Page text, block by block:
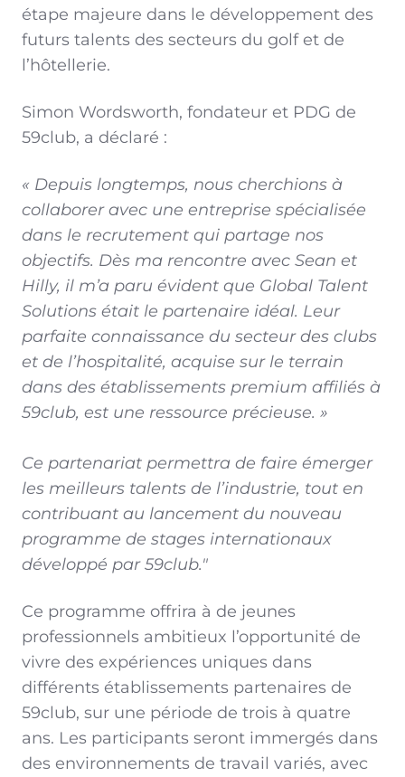
étape majeure dans le développement des
futurs talents des secteurs du golf et de
l’hôtellerie.
Simon Wordsworth, fondateur et PDG de
59club, a déclaré :
« Depuis longtemps, nous cherchions à
collaborer avec une entreprise spécialisée
dans le recrutement qui partage nos
objectifs. Dès ma rencontre avec Sean et
Hilly, il m’a paru évident que Global Talent
Solutions était le partenaire idéal. Leur
parfaite connaissance du secteur des clubs
et de l’hospitalité, acquise sur le terrain
dans des établissements premium affiliés à
59club, est une ressource précieuse. »
Ce partenariat permettra de faire émerger
les meilleurs talents de l’industrie, tout en
contribuant au lancement du nouveau
programme de stages internationaux
développé par 59club."
Ce programme offrira à de jeunes
professionnels ambitieux l’opportunité de
vivre des expériences uniques dans
différents établissements partenaires de
59club, sur une période de trois à quatre
ans. Les participants seront immergés dans
des environnements de travail variés, avec